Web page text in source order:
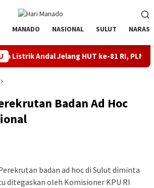
MANADO NASIONAL SULUT NARASI
Jelang HUT ke-81 RI, PLN UP3 Tahuna
Badan Ad Hoc
badan ad hoc di Sulut diminta
ditegaskan oleh Komisioner KPU RI